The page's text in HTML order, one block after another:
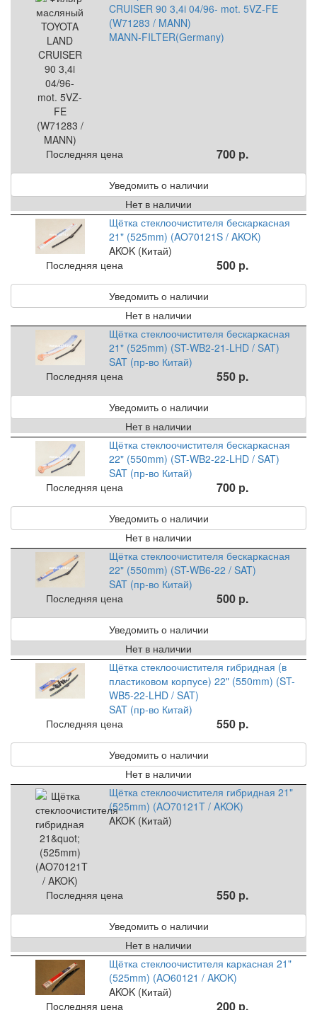
CRUISER 90 3,4i 04/96- mot. 5VZ-FE
(W71283 / MANN)
MANN-FILTER(Germany)
Последняя цена 700 р.
Уведомить о наличии
Нет в наличии
Щётка стеклоочистителя бескаркасная
21" (525mm) (AO70121S / AKOK)
AKOK (Китай)
Последняя цена
500 р.
Уведомить о наличии
Нет в наличии
Щётка стеклоочистителя бескаркасная
21" (525mm) (ST-WB2-21-LHD / SAT)
SAT (пр-во Китай)
Последняя цена
550 р.
Уведомить о наличии
Нет в наличии
Щётка стеклоочистителя бескаркасная
22" (550mm) (ST-WB2-22-LHD / SAT)
SAT (пр-во Китай)
Последняя цена
700 р.
Уведомить о наличии
Нет в наличии
Щётка стеклоочистителя бескаркасная
22" (550mm) (ST-WB6-22 / SAT)
SAT (пр-во Китай)
Последняя цена
500 р.
Уведомить о наличии
Нет в наличии
Щётка стеклоочистителя гибридная (в
пластиковом корпусе) 22" (550mm) (ST-
WB5-22-LHD / SAT)
SAT (пр-во Китай)
Последняя цена
550 р.
Уведомить о наличии
Нет в наличии
Щётка стеклоочистителя гибридная 21"
(525mm) (AO70121T / AKOK)
AKOK (Китай)
Последняя цена 550 р.
Уведомить о наличии
Нет в наличии
Щётка стеклоочистителя каркасная 21"
(525mm) (AO60121 / AKOK)
AKOK (Китай)
Последняя цена
200 р.